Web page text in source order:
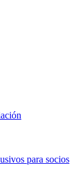
para socios